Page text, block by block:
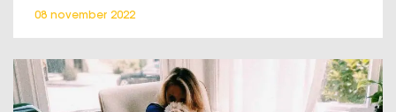
08 november 2022